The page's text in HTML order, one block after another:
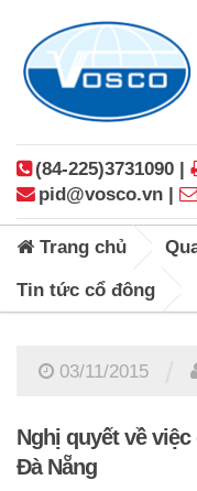
(84-225)3731090 |
pid@vosco.vn |
Trang chủ
Tin tức cổ đông
03/11/2015
Nghị quyết về
Đà Nẵng